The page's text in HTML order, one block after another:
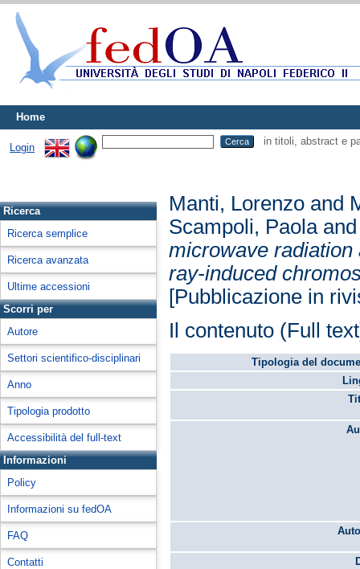
Home
Login
in titoli, abstract e
Ricerca
Ricerca semplice
Ricerca avanzata
Ultime accessioni
Scorri per
Autore
Settori scientifico-disciplinari
Anno
Tipologia prodotto
Accessibilità del full-text
Informazioni
Policy
Informazioni su fedOA
FAQ
Contatti
Manti, Lorenzo and
Scampoli, Paola
microwave radiation
ray-induced
[Pubblicazione in
Il contenuto (Full
Tipologia del